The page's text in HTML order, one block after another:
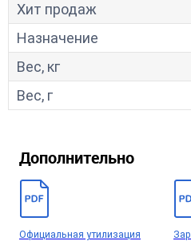
Хит продаж
Назначение
Вес, кг
Вес, г
Дополнительно
Официальная утилизация